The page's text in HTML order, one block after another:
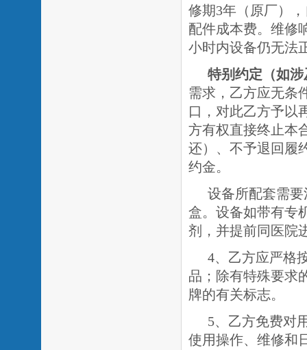
修期3年（原厂）
配件成本费。维修
小时内设备仍无法
特别约定 （如
需求，乙方应无条
口，对此乙方予以
方有权直接终止本
还）、不予退回履
约金。
设备所配套需
盒。设备如带有专
剂，并提前同医院
4、乙方应严格
品；除有特殊要求
牌的有关标志。
5、乙方免费对
使用操作、维修和